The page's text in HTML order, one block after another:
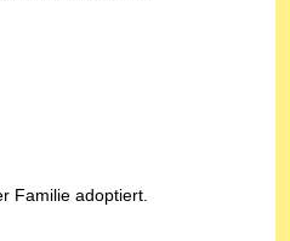
Familie adoptiert.